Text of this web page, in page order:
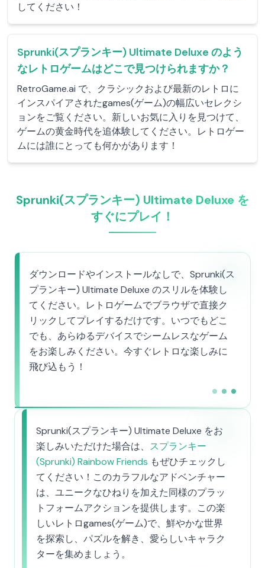
してください！
Sprunki(スプランキー) Ultimate Deluxe のよう
なレトロゲームはどこで見つけられますか？
RetroGame.ai で、クラシックおよび最新のレトロに
インスパイアされたgames(ゲーム)の幅広いセレクシ
ョンをご覧ください。新しいお気に入りを見つけて、
ゲームの黄金時代を追体験してください。レトロゲー
ムには誰にとっても何かがあります！
Sprunki(スプランキー) Ultimate Deluxe を
すぐにプレイ！
ダウンロードやインストールなしで、Sprunki(ス
プランキー) Ultimate Deluxe のスリルを体験し
てください。レトロゲームでブラウザで直接ク
リックしてプレイするだけです。いつでもどこ
でも、あらゆるデバイスでシームレスなゲーム
をお楽しみください。今すぐレトロな楽しみに
飛び込もう！
Sprunki(スプランキー) Ultimate Deluxe をお
楽しみいただけた場合は、 スプランキー
(Sprunki) Rainbow Friends もぜひチェックし
てください！このカラフルなアドベンチャー
は、ユニークなひねりを加えた同様のプラッ
トフォームアクションを提供します。この楽
しいレトロgames(ゲーム)で、鮮やかな世界
を探索し、パズルを解き、愛らしいキャラク
ターを集めましょう。